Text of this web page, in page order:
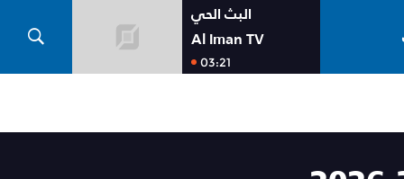
البث الحي
Al Iman TV
03:21